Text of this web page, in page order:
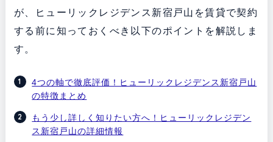
が、ヒューリックレジデンス新宿戸山を賃貸で契約
する前に知っておくべき以下のポイントを解説しま
す。
4つの軸で徹底評価！ヒューリックレジデンス新宿戸山
の特徴まとめ
もう少し詳しく知りたい方へ！ヒューリックレジデン
ス新宿戸山の詳細情報